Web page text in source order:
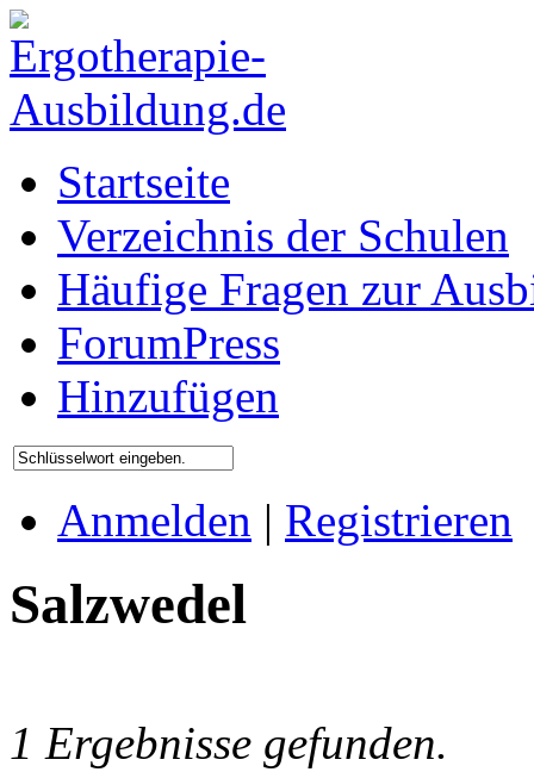
Startseite
Verzeichnis der Schulen
Häufige Fragen zur
ForumPress
Hinzufügen
Anmelden | Registrieren
Salzwedel
1 Ergebnisse gefunden.